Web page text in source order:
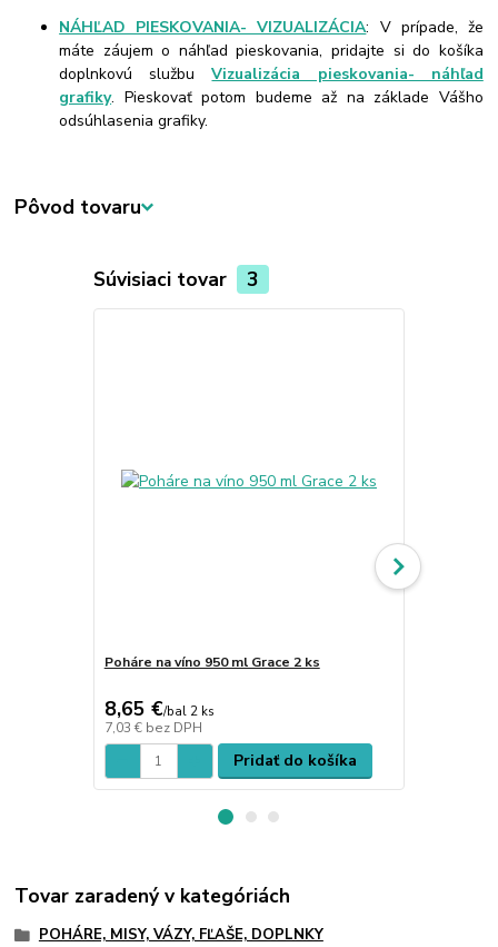
NÁHĽAD PIESKOVANIA- VIZUALIZÁCIA: V prípade, že
máte záujem o náhľad pieskovania, pridajte si do košíka
doplnkovú službuVizualizácia pieskovania- náhľad
grafiky. Pieskovať potom budeme až na základe Vášho
odsúhlasenia grafiky.
Pôvod tovaru
Súvisiaci tovar 3
Poháre na víno 950 ml Grace 2 ks
8,65 €/bal 2 ks
7,03 € bez DPH
Pridať do košíka
Tovar zaradený v kategóriách
POHÁRE, MISY, VÁZY, FĽAŠE, DOPLNKY